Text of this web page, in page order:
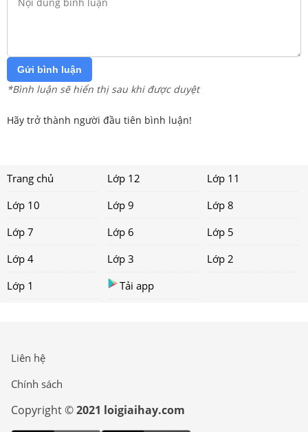
Gửi bình luận
*Bình luận sẽ hiển thị sau khi được duyệt
Hãy trở thành người đầu tiên bình luận!
Trang chủ Lớp 12
Lớp 11
Lớp 10
Lớp 9
Lớp 8
Lớp 7
Lớp 6
Lớp 5
Lớp 4
Lớp 3
Lớp 2
Lớp 1
Tải app
Liên hệ
Chính sách
Copyright ©2021 loigiaihay.com